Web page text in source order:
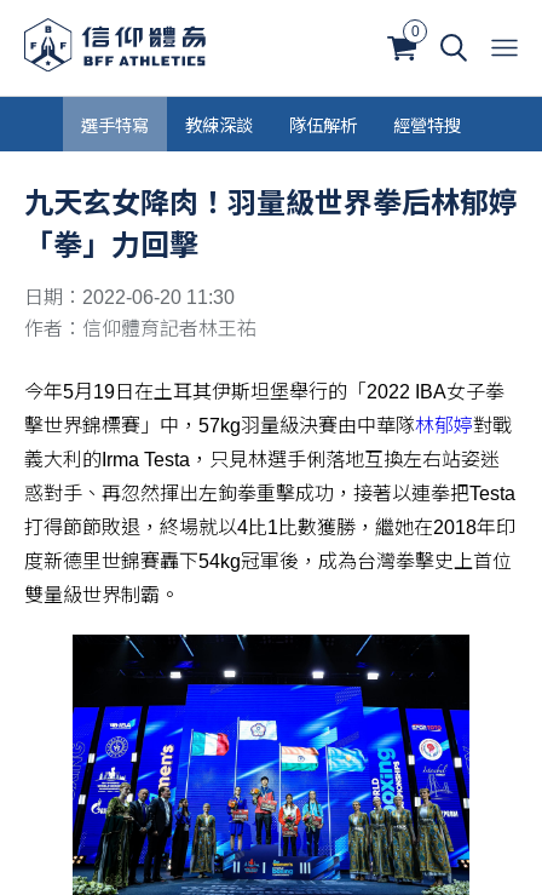
0
選手特寫 教練深談 隊伍解析 經營特搜
九天玄女降肉！羽量級世界拳后林郁婷
「拳」力回擊
日期：2022-06-20 11:30
作者：信仰體育記者林王祐
今年5月19日在土耳其伊斯坦堡舉行的「2022 IBA女子拳
擊世界錦標賽」中，57kg羽量級決賽由中華隊林郁婷對戰
義大利的Irma Testa，只見林選手俐落地互換左右站姿迷
惑對手、再忽然揮出左鉤拳重擊成功，接著以連拳把Testa
打得節節敗退，終場就以4比1比數獲勝，繼她在2018年印
度新德里世錦賽轟下54kg冠軍後，成為台灣拳擊史上首位
雙量級世界制霸。